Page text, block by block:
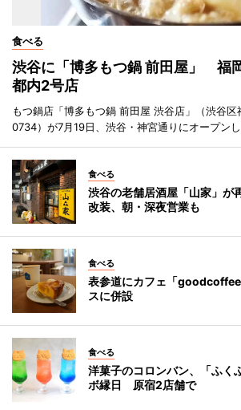
食べる
渋谷に「博多もつ鍋 前田屋」 福
都内2号店
もつ鍋店「博多もつ鍋 前田屋 渋谷店」（渋谷
0734）が7月19日、渋谷・神宮通りにオープンし
食べる
渋谷の老舗居酒屋「山家」
改装、朝・深夜営業も
食べる
表参道にカフェ「
スに併設
食べる
洋菓子のコロンバン、「ふく
ボ縁日 原宿2店舗で